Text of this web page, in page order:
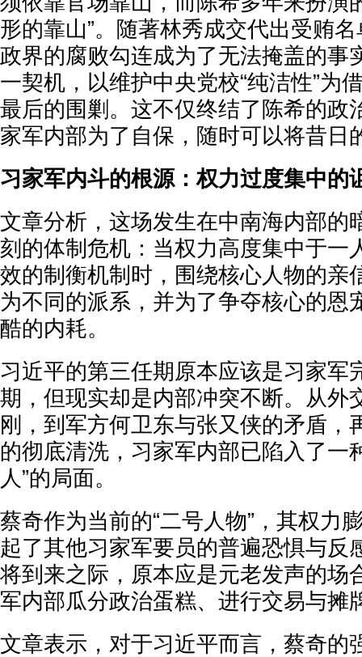
形的靠山”。随著林秀成交代出受贿
政界的腐败勾连成为了无法掩盖的事
一契机，以维护中央党校“纯洁性”为
最后的围剿。这不仅终结了陈希的政
家军内部为了自保，随时可以将昔日
习家军内斗的根源：权力过度集中的
文章分析，这场发生在中南海内部的
刻的体制危机：当权力高度集中于一
效的制衡机制时，围绕核心人物的亲
为不同的派系，并为了争夺核心的恩
酷的内耗。
习近平的第三任期原本应该是习家军
期，但现实却是内部冲突不断。从外
刚，到军方何卫东与张又侠的矛盾，
的彻底清洗，习家军内部已陷入了一
人”的局面。
蔡奇作为当前的“二号人物”，其权力
起了其他习家军要员的普遍恐惧与反
将到来之际，原本应是元老发声的场
军内部瓜分政治蛋糕、进行交易与摊
文章表示，对于习近平而言，蔡奇的